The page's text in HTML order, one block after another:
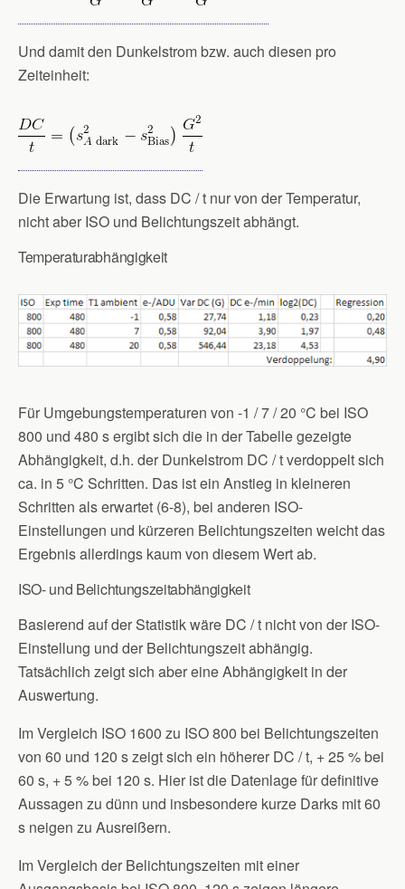
Und damit den Dunkelstrom bzw. auch diesen pro
Zeiteinheit:
Die Erwartung ist, dass DC / t nur von der Temperatur,
nicht aber ISO und Belichtungszeit abhängt.
Temperaturabhängigkeit
Für Umgebungstemperaturen von -1 / 7 / 20 °C bei ISO
800 und 480 s ergibt sich die in der Tabelle gezeigte
Abhängigkeit, d.h. der Dunkelstrom DC / t verdoppelt sich
ca. in 5 °C Schritten. Das ist ein Anstieg in kleineren
Schritten als erwartet (6-8), bei anderen ISO-
Einstellungen und kürzeren Belichtungszeiten weicht das
Ergebnis allerdings kaum von diesem Wert ab.
ISO- und Belichtungszeitabhängigkeit
Basierend auf der Statistik wäre DC / t nicht von der ISO-
Einstellung und der Belichtungszeit abhängig.
Tatsächlich zeigt sich aber eine Abhängigkeit in der
Auswertung.
Im Vergleich ISO 1600 zu ISO 800 bei Belichtungszeiten
von 60 und 120 s zeigt sich ein höherer DC / t, + 25 % bei
60 s, + 5 % bei 120 s. Hier ist die Datenlage für definitive
Aussagen zu dünn und insbesondere kurze Darks mit 60
s neigen zu Ausreißern.
Im Vergleich der Belichtungszeiten mit einer